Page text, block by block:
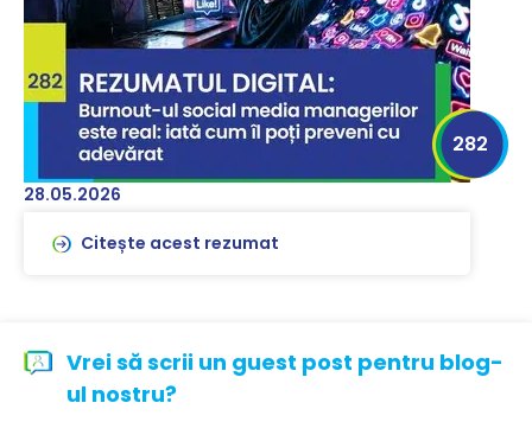
28.05.2026
282
Citește acest rezumat
Vrei să scrii un guest post pentru blog-
ul nostru?